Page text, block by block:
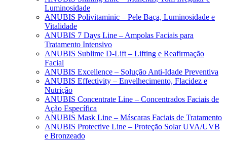
Luminosidade
ANUBIS Polivitaminic – Pele Baça, Luminosidade e
Vitalidade
ANUBIS 7 Days Line – Ampolas Faciais para
Tratamento Intensivo
ANUBIS Sublime D-Lift – Lifting e Reafirmação
Facial
ANUBIS Excellence – Solução Anti-Idade Preventiva
ANUBIS Effectivity – Envelhecimento, Flacidez e
Nutrição
ANUBIS Concentrate Line – Concentrados Faciais de
Ação Específica
ANUBIS Mask Line – Máscaras Faciais de Tratamento
ANUBIS Protective Line – Proteção Solar UVA/UVB
e Bronzeado